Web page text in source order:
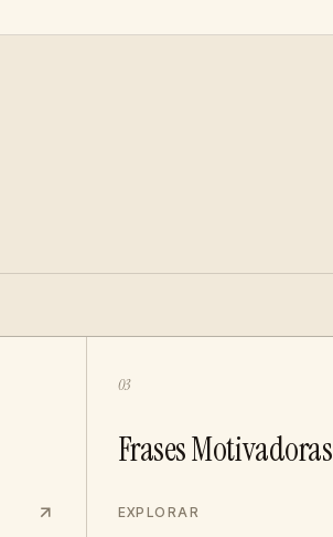
03
Frases Motivadoras
EXPLORAR